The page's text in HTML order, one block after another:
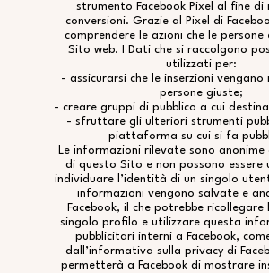
strumento Facebook Pixel al fine di
conversioni. Grazie al Pixel di
comprendere le azioni che le persone
Sito web. I Dati che si raccolgono
utilizzati per:
- assicurarsi che le inserzioni
persone giuste;
- creare gruppi di pubblico a cui
- sfruttare gli ulteriori strumenti
piattaforma su cui si fa
Le informazioni rilevate sono
di questo Sito e non possono essere
individuare l’identità di un singolo
informazioni vengono salvate e
Facebook, il che potrebbe ricollegare
singolo profilo e utilizzare questa
pubblicitari interni a Facebook,
dall’informativa sulla privacy di
permetterà a Facebook di mostrare